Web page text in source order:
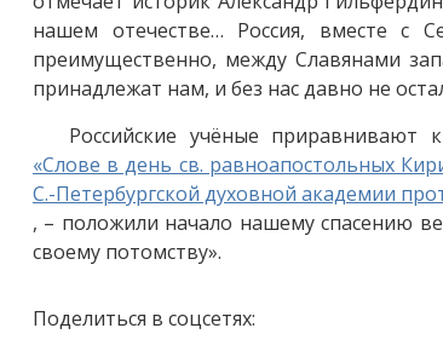
нашем отечестве… Россия, вместе с
преимущественно, между Славянами
принадлежат нам, и без нас давно не
Российские учёные
«Слове в день св. равноапостольных
С.-Петербургской духовной академии
, – положили начало нашему спасению
своему потомству».
Поделиться в соцсетях: